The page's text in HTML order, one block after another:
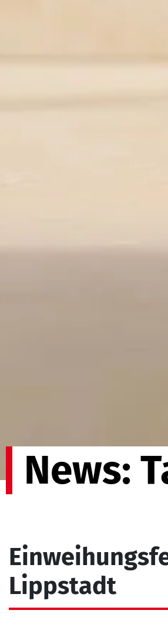
News:
Lippstadt